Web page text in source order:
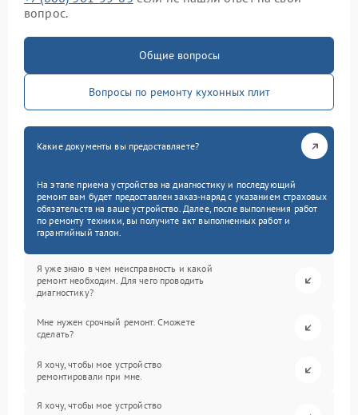
вопрос.
Общие вопросы
Вопросы по ремонту кухонных плит
Какие документы вы предоставляете?
На этапе приема устройства на диагностику и последующий
ремонт вам будет предоставлен заказ-наряд с указанием страховых
обязательств на ваше устройство. Далее, после выполнения работ
по ремонту техники, вы получите акт выполненных работ и
гарантийный талон.
Я уже знаю в чем неисправность и какой
ремонт необходим. Для чего проводить
диагностику?
Мне нужен срочный ремонт. Сможете
сделать?
Я хочу, чтобы мое устройство
ремонтировали при мне.
Я хочу, чтобы мое устройство